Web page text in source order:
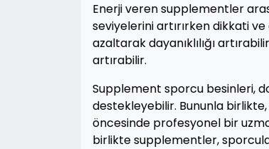
Enerji veren supplementler
seviyelerini artırırken dikkati
azaltarak dayanıklılığı
artırabilir.
Supplement sporcu besinleri,
destekleyebilir. Bununla
öncesinde profesyonel bir
birlikte supplementler,